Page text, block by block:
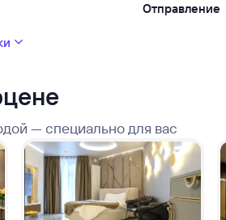
Отправление
— специально для вас